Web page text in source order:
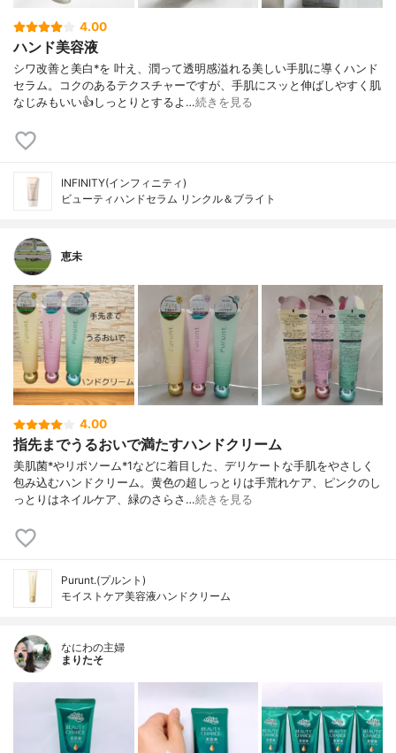
4.00
ハンド美容液
シワ改善と美白*を 叶え、潤って透明感溢れる美しい手肌に導くハンド
セラム。コクのあるテクスチャーですが、手肌にスッと伸ばしやすく肌
なじみもいい👍しっとりとするよ…続きを見る
INFINITY(インフィニティ)
ビューティハンドセラム リンクル＆ブライト
恵未
4.00
指先までうるおいで満たすハンドクリーム
美肌菌*やリポソーム*1などに着目した、デリケートな手肌をやさしく
包み込むハンドクリーム。黄色の超しっとりは手荒れケア、ピンクのし
っとりはネイルケア、緑のさらさ…続きを見る
Purunt.(プルント)
モイストケア美容液ハンドクリーム
なにわの主婦
まりたそ